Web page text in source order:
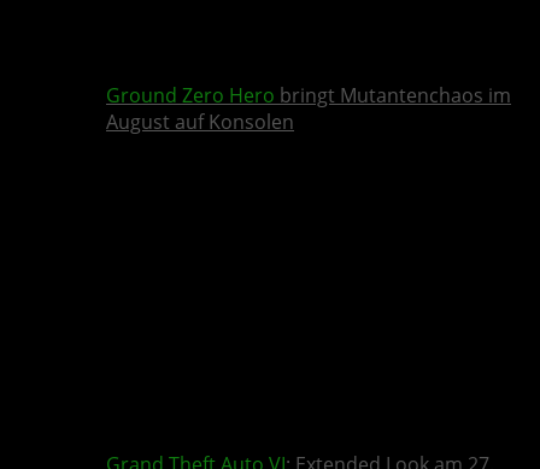
Ground Zero Hero bringt Mutantenchaos im
August auf Konsolen